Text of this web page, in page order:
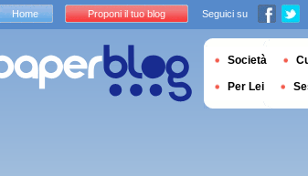
Home Proponi il tuo blog Seguici su
Società
Per Lei